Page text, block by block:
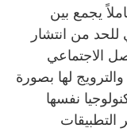
يجمع بين
للحد من انتشار
الاجتماعي
لها بصورة
نفسها